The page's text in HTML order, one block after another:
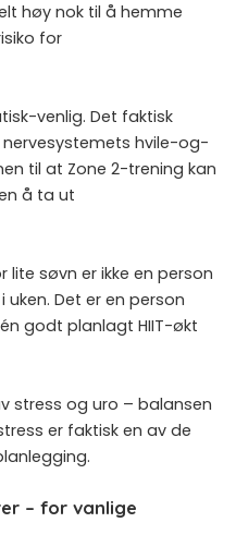
høy nok til å hemme
for
venlig. Det faktisk
hvile-og-
til at Zone 2-trening kan
å ta ut
søvn er ikke en person
uken. Det er en person
godt planlagt HIIT-økt
stress og uro – balansen
er faktisk en av de
– for vanlige